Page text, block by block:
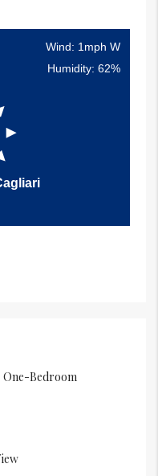
Wind: 1mph W
Humidity: 62%
One-Bedroom